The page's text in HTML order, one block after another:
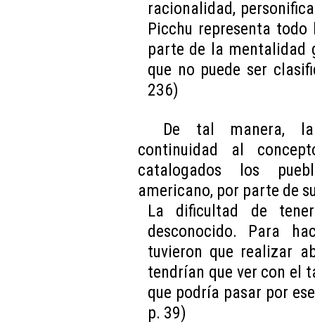
racionalidad,
Picchu representa
parte de la mentalidad
que no puede ser
236)
De tal manera, la
continuidad al
catalogados los
americano, por parte de
La dificultad de
desconocido. Para
tuvieron que realizar
tendrían que ver con el
que podría pasar por
p. 39)